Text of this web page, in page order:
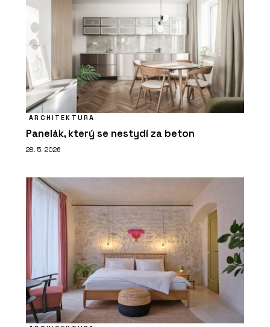
ARCHITEKTURA
Panelák, který se nestydí za beton
28. 5. 2026